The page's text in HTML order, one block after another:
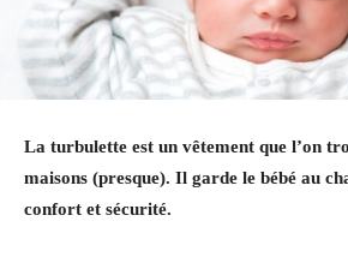
La turbulette est un vêtement que l’on
maisons (presque). Il garde le bébé au
confort et sécurité.